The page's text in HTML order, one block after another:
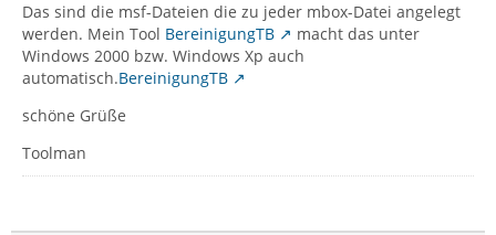
Das sind die msf-Dateien die zu jeder mbox-Datei angelegt
werden. Mein Tool BereinigungTB
macht das unter
Windows 2000 bzw. Windows Xp auch
automatisch.BereinigungTB
schöne Grüße
Toolman